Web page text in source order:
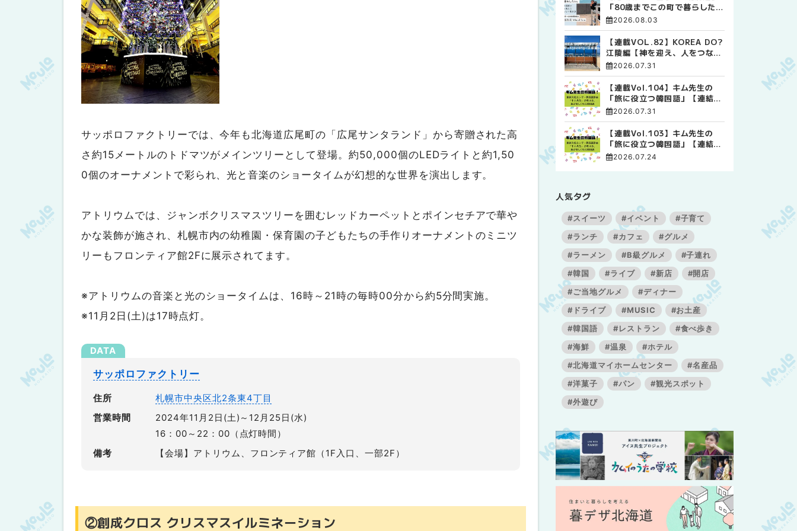
サッポロファクトリーでは、今年も北海道広尾町の「広尾サンタランド」から寄贈された高
さ約15メートルのトドマツがメインツリーとして登場。約50,000個のLEDライトと約1,50
0個のオーナメントで彩られ、光と音楽のショータイムが幻想的な世界を演出します。
アトリウムでは、ジャンボクリスマスツリーを囲むレッドカーペットとポインセチアで華や
かな装飾が施され、札幌市内の幼稚園・保育園の子どもたちの手作りオーナメントのミニツ
リーもフロンティア館2Fに展示されてます。
※アトリウムの音楽と光のショータイムは、16時～21時の毎時00分から約5分間実施。
※11月2日(土)は17時点灯。
サッポロファクトリー
住所
札幌市中央区北2条東4丁目
営業時間
2024年11月2日(土)～12月25日(水)
16：00～22：00（点灯時間）
備考
【会場】アトリウム、フロンティア館（1F入口、一部2F）
②創成クロス クリスマスイルミネーション
「80歳までこの町で暮らした
い」 標津高校で踏み出した、
私らしい生き方
2026.08.03
【連載VOL.82】KOREA DO?
江陵編【神を迎え、人をつなぐ
時間 ― 江陵端午祭 】
2026.07.31
【連載Vol.104】キム先生の
「旅に役立つ韓国語」【連結語
尾について その4】
2026.07.31
【連載Vol.103】キム先生の
「旅に役立つ韓国語」【連結語
尾について その3】
2026.07.24
人気タグ
#スイーツ #イベント
#子育て
#ランチ
#カフェ
#グルメ
#ラーメン
#B級グルメ
#子連れ
#韓国
#ライブ #新店
#開店
#ご当地グルメ
#ディナー
#ドライブ
#MUSIC
#お土産
#韓国語
#レストラン
#食べ歩き
#海鮮
#温泉
#ホテル
#北海道マイホームセンター
#名産品
#洋菓子
#パン
#観光スポット
#外遊び